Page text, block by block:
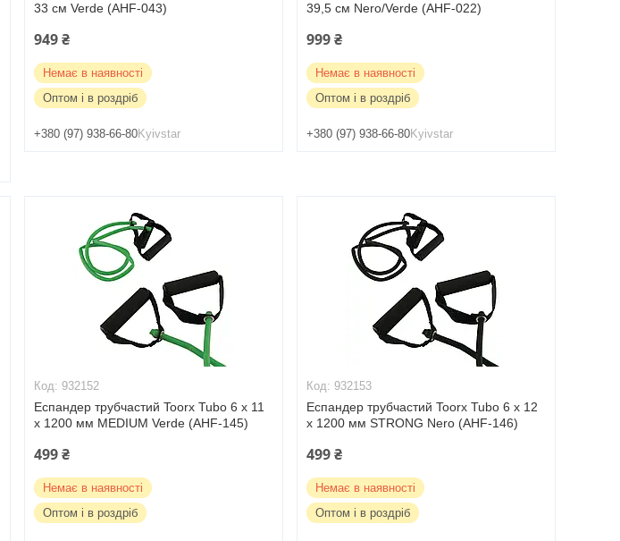
33 см Verde (AHF-043)
949 ₴
Немає в наявності
Оптом і в роздріб
+380 (97) 938-66-80Kyivstar
39,5 см Nero/Verde (AHF-022)
999 ₴
Немає в наявності
Оптом і в роздріб
+380 (97) 938-66-80Kyivstar
932152
Еспандер трубчастий Toorx Tubo 6 x 11
x 1200 мм MEDIUM Verde (AHF-145)
499 ₴
Немає в наявності
Оптом і в роздріб
932153
Еспандер трубчастий Toorx Tubo 6 x 12
x 1200 мм STRONG Nero (AHF-146)
499 ₴
Немає в наявності
Оптом і в роздріб